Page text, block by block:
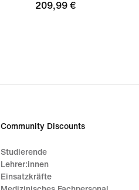
209,99 €
209,99 €
Community Discounts
Studierende
Lehrer:innen
Einsatzkräfte